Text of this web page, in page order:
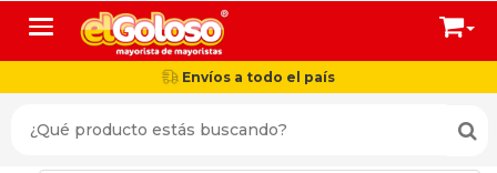
Toggle navigation
Envíos a todo el país